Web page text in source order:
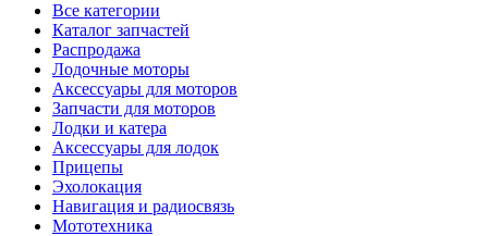
Все категории
Каталог запчастей
Распродажа
Лодочные моторы
Аксессуары для моторов
Запчасти для моторов
Лодки и катера
Аксессуары для лодок
Прицепы
Эхолокация
Навигация и радиосвязь
Мототехника